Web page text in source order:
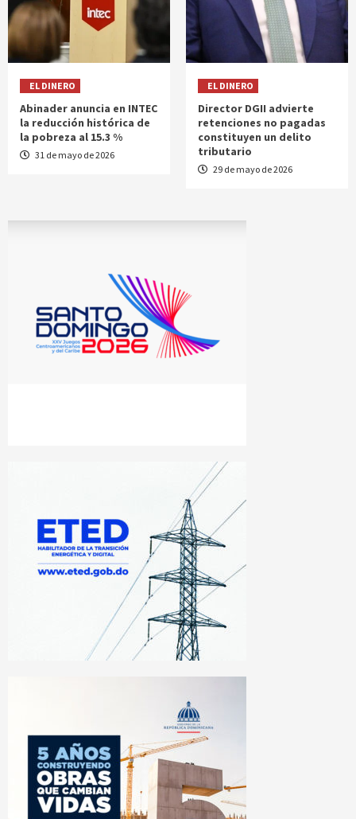
EL DINERO
Abinader anuncia en INTEC
la reducción histórica de
la pobreza al 15.3 %
31 de mayo de 2026
EL DINERO
Director DGII advierte
retenciones no pagadas
constituyen un delito
tributario
29 de mayo de 2026